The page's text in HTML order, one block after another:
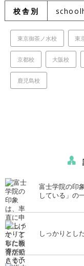
校舎別
東京御茶ノ水校 東
京都校 大阪校
鹿児島校
富士学院の印
している」の
しっかりとし